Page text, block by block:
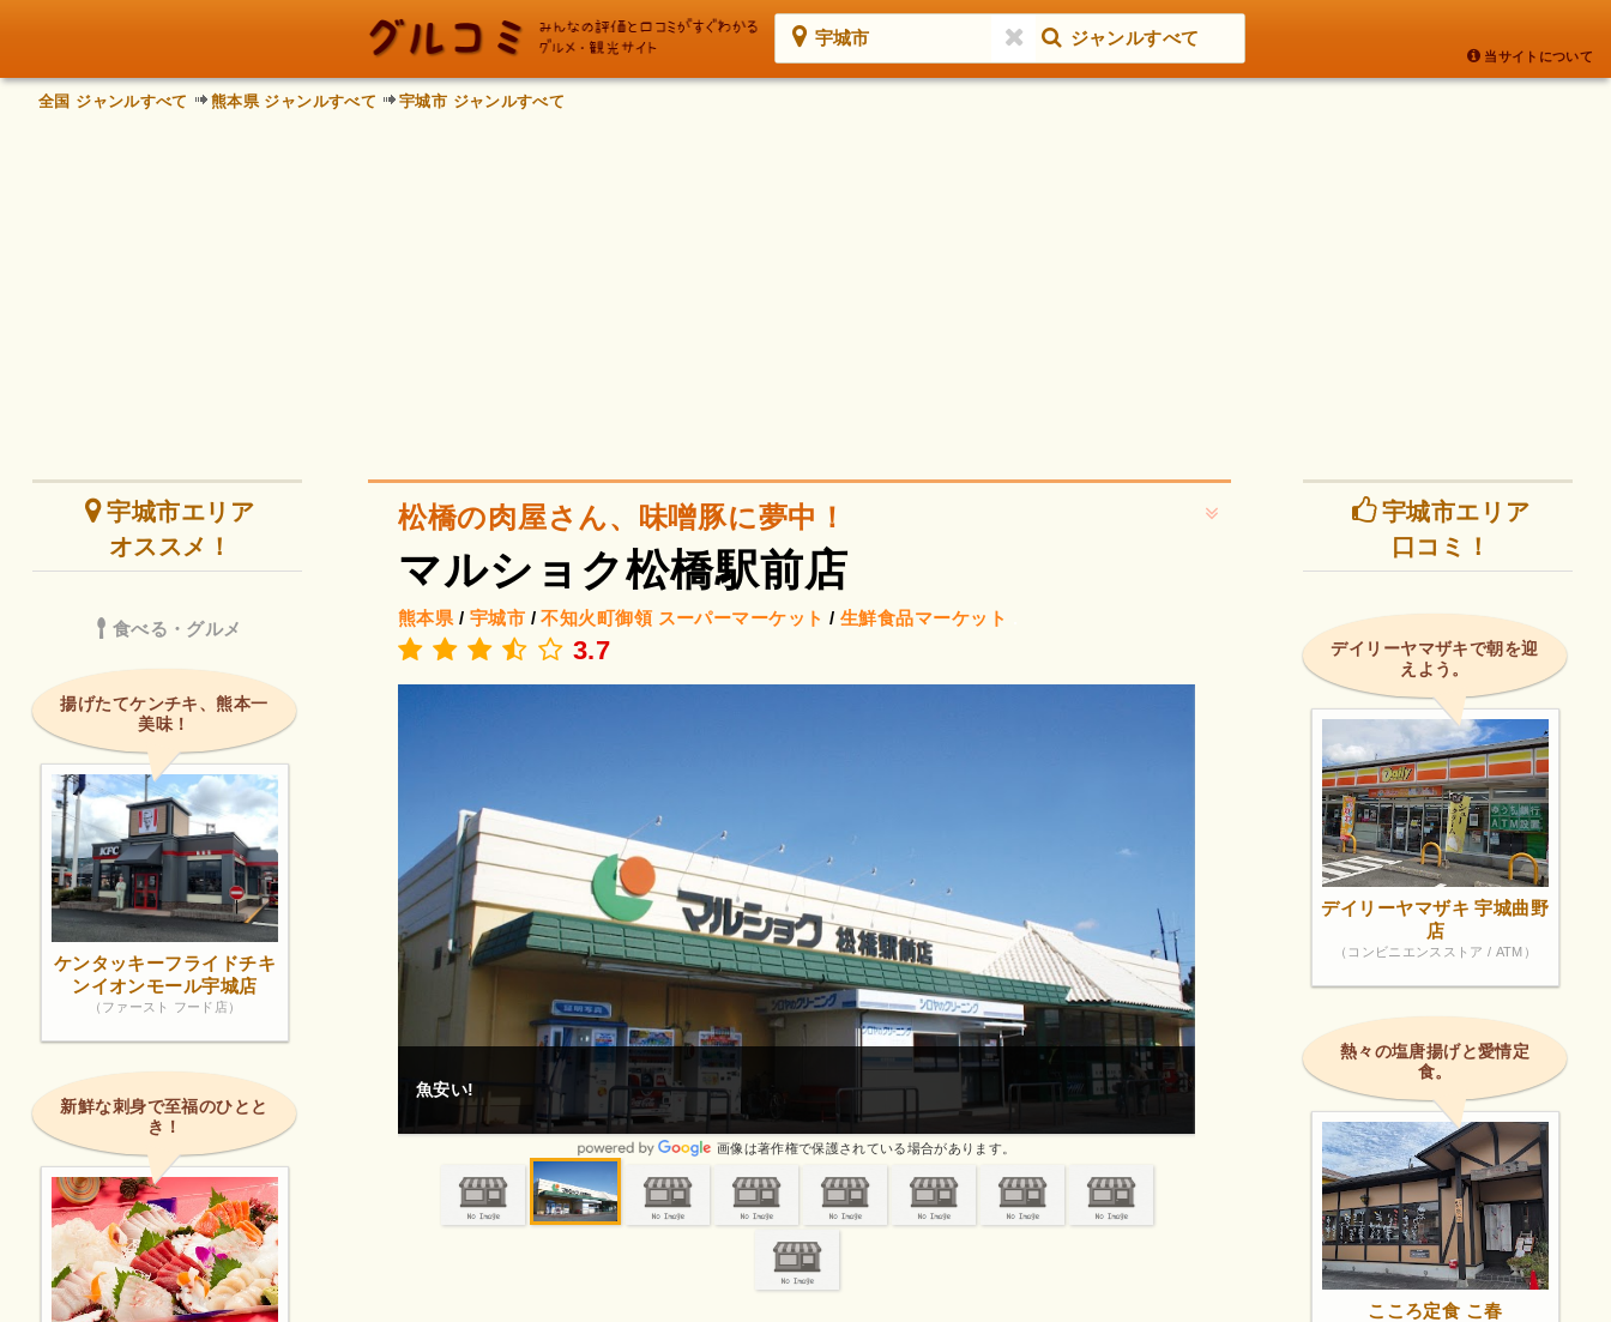
宇城市 ジャンルすべて
当サイトについて
全国 ジャンルすべて 熊本県 ジャンルすべて 宇城市 ジャンルすべて
松橋の肉屋さん、味噌豚に夢中！
マルショク松橋駅前店
熊本県 / 宇城市 /不知火町御領 スーパーマーケット /生鮮食品マーケット
3.7
保護されている場合があります。
レジの方はどの方も子どもに声をかけてくださいます。
画像は著作権で保護されている場合があります。
野菜、肉、魚が新鮮で品質がとても良いです。
画像は著作権
宇城市エリア
オススメ！
食べる・グルメ
揚げたてケンチキ、熊本一
美味！
ケンタッキーフライドチキ
ンイオンモール宇城店
（ファースト フード店）
新鮮な刺身で至福のひとと
き！
宇城市エリア
口コミ！
デイリーヤマザキで朝を迎
えよう。
デイリーヤマザキ 宇城曲野
店
（コンビニエンスストア / ATM）
熱々の塩唐揚げと愛情定
食。
こころ定食 こ春